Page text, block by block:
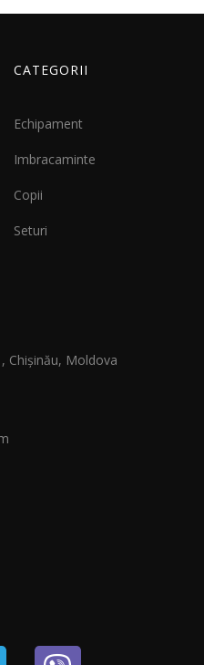
CATEGORII
Echipament
Imbracaminte
Copii
Seturi
Chișinău, Moldova